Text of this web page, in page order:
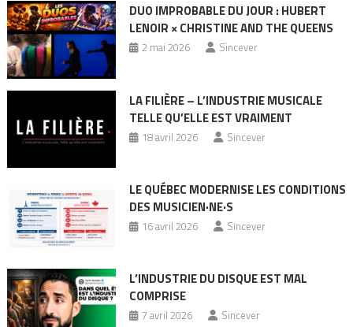
DUO IMPROBABLE DU JOUR : HUBERT
LENOIR × CHRISTINE AND THE QUEENS
2 mai 2026 Sincever
LA FILIÈRE – L’INDUSTRIE MUSICALE
TELLE QU’ELLE EST VRAIMENT
18 avril 2026 Sincever
LE QUÉBEC MODERNISE LES CONDITIONS
DES MUSICIEN·NE·S
16 avril 2026 Sincever
L’INDUSTRIE DU DISQUE EST MAL
COMPRISE
7 avril 2026 Sincever